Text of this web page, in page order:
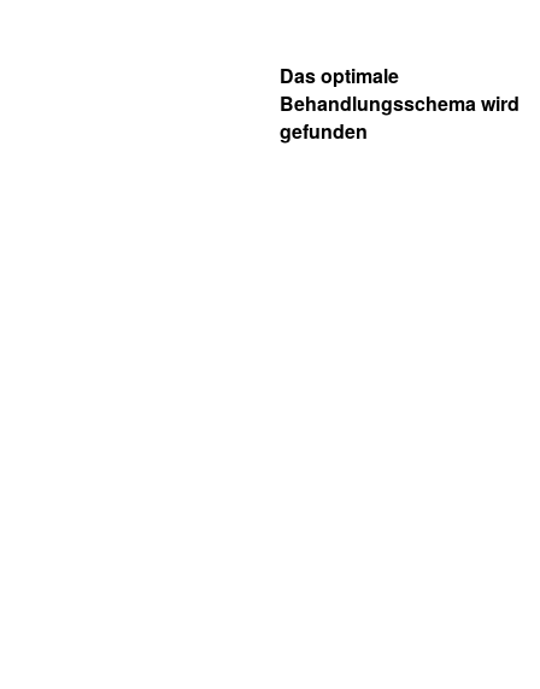
Das optimale
Behandlungsschema wird
gefunden